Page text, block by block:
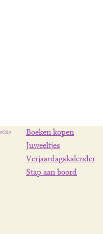
Boeken kopen
Juweeltjes
Verjaardagskalender
Stap aan boord